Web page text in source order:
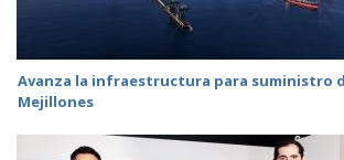
Avanza la infraestructura para suministro
Mejillones